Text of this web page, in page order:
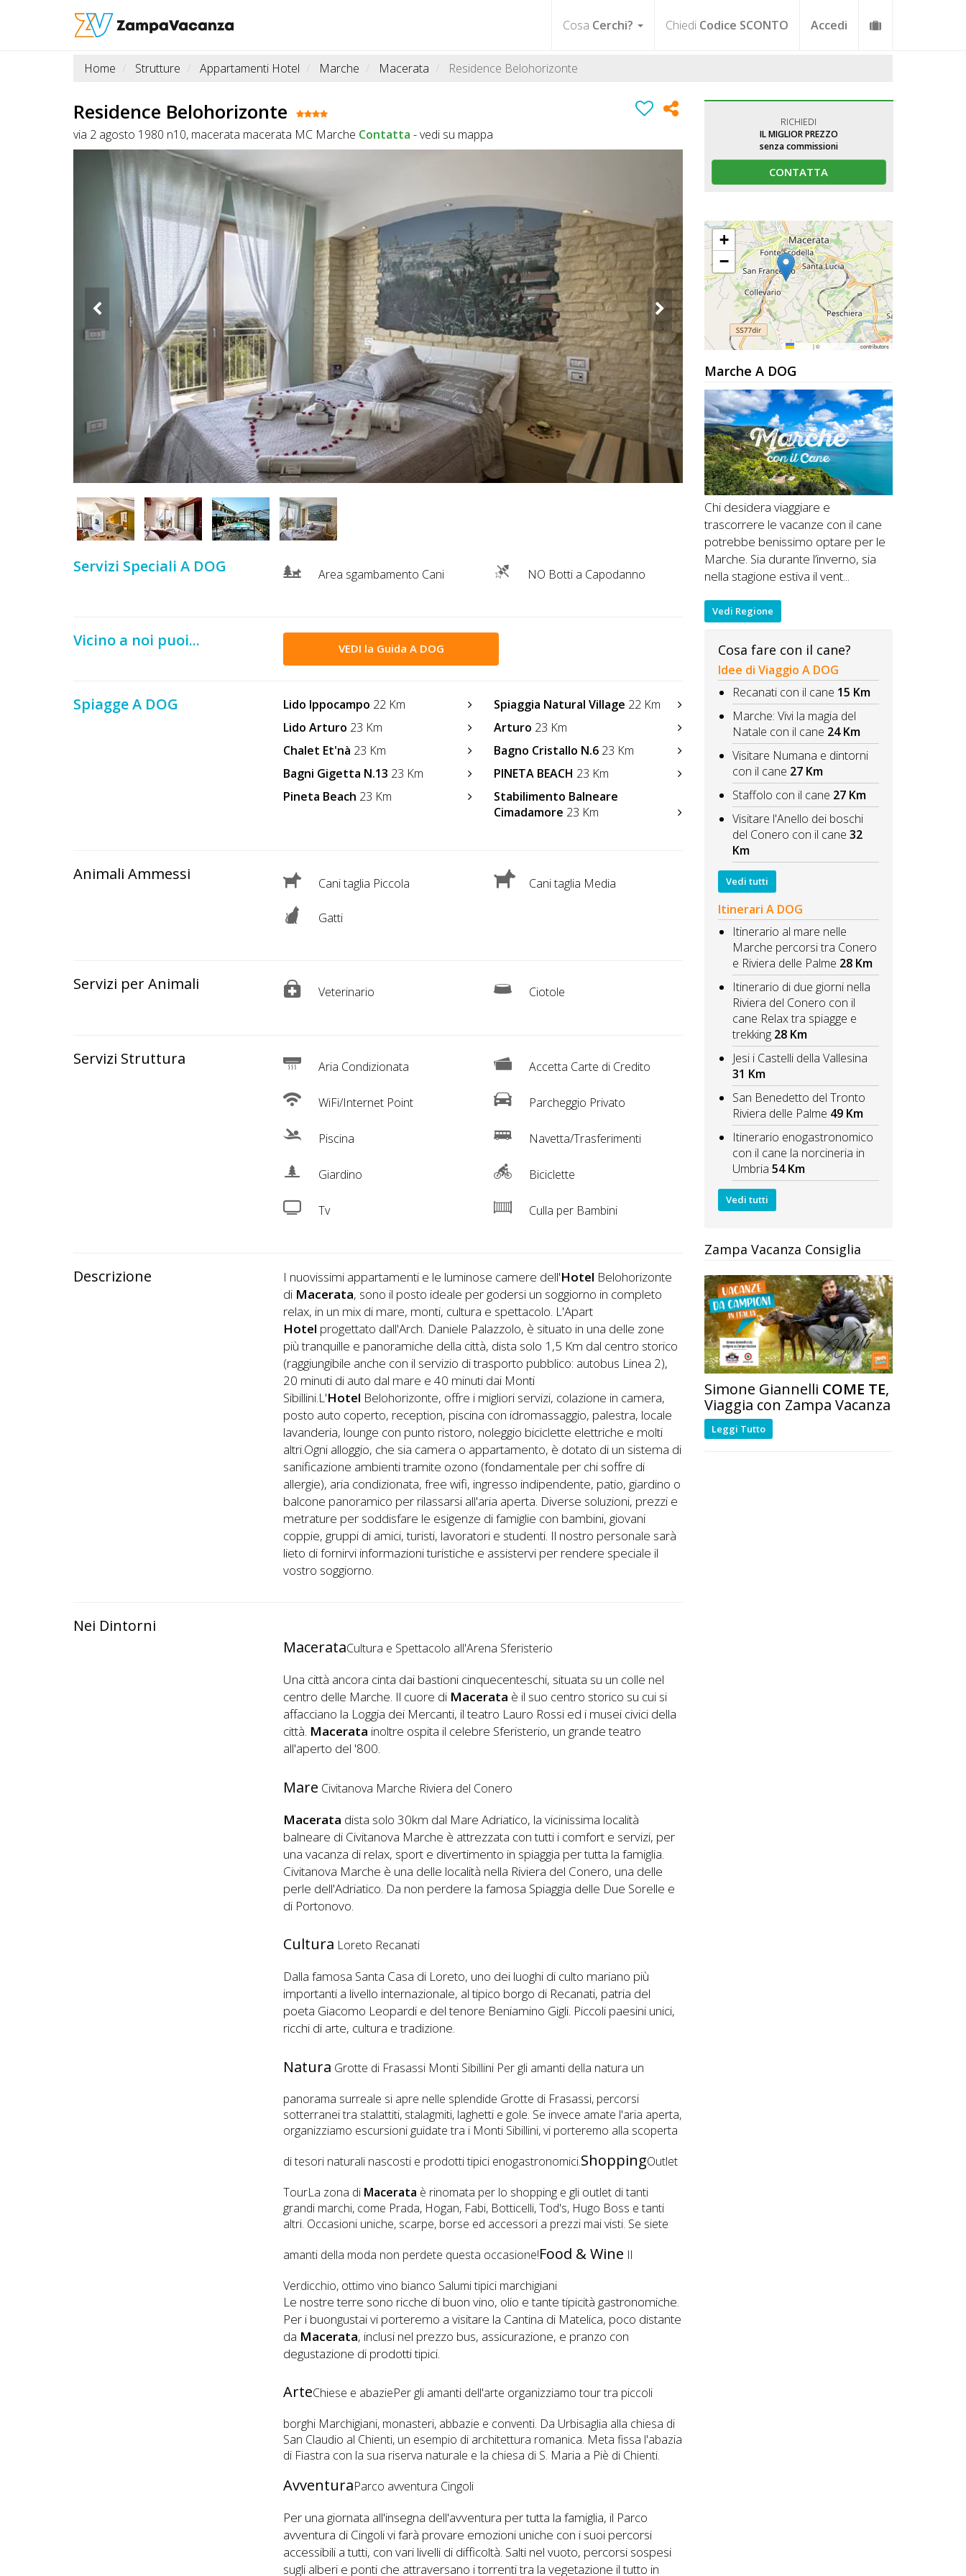
Cosa Cerchi? Chiedi Codice SCONTO Accedi
STRUTTURE
OFFERTE
CHIEDI
CODICE
SCONTO
Lavora
Registrati
Home Strutture Appartamenti Hotel Marche Macerata Residence Belohorizonte
Residence Belohorizonte
via 2 agosto 1980 n10, macerata macerata MC Marche Contatta -vedi su mappa
Servizi Speciali A DOG Area sgambamento Cani NO Botti a Capodanno
Vicino a noi puoi... VEDI la Guida A DOG
Spiagge A DOG Lido Ippocampo 22 Km Spiaggia Natural Village 22 Km
Lido Arturo 23 Km Arturo 23 Km
Chalet Et'nà 23 Km Bagno Cristallo N.623 Km
Bagni Gigetta N.13 23 Km PINETA BEACH 23 Km
Pineta Beach 23 Km
Stabilimento Balneare
Cimadamore 23 Km
Animali Ammessi Cani taglia Piccola Cani taglia Media
Gatti
Servizi per Animali Veterinario Ciotole
Servizi Struttura Aria Condizionata Accetta Carte di Credito
WiFi/Internet Point Parcheggio Privato
Piscina Navetta/Trasferimenti
Giardino Biciclette
Tv Culla per Bambini
Descrizione I nuovissimi appartamenti e le luminose camere dell'Hotel Belohorizonte
di Macerata, sono il posto ideale per godersi un soggiorno in completo
relax, in un mix di mare, monti, cultura e spettacolo. L'Apart
Hotel progettato dall'Arch. Daniele Palazzolo, è situato in una delle zone
più tranquille e panoramiche della città, dista solo 1,5 Km dal centro storico
(raggiungibile anche con il servizio di trasporto pubblico: autobus Linea 2),
20 minuti di auto dal mare e 40 minuti dai Monti
Sibillini.L'Hotel Belohorizonte, offre i migliori servizi, colazione in camera,
posto auto coperto, reception, piscina con idromassaggio, palestra, locale
lavanderia, lounge con punto ristoro, noleggio biciclette elettriche e molti
altri.Ogni alloggio, che sia camera o appartamento, è dotato di un sistema di
sanificazione ambienti tramite ozono (fondamentale per chi soffre di
allergie), aria condizionata, free wifi, ingresso indipendente, patio, giardino o
balcone panoramico per rilassarsi all'aria aperta. Diverse soluzioni, prezzi e
metrature per soddisfare le esigenze di famiglie con bambini, giovani
coppie, gruppi di amici, turisti, lavoratori e studenti. Il nostro personale sarà
lieto di fornirvi informazioni turistiche e assistervi per rendere speciale il
vostro soggiorno.
Nei Dintorni
MacerataCultura e Spettacolo all'Arena Sferisterio
Una città ancora cinta dai bastioni cinquecenteschi, situata su un colle nel
centro delle Marche. Il cuore di Macerata è il suo centro storico su cui si
affacciano la Loggia dei Mercanti, il teatro Lauro Rossi ed i musei civici della
città. Macerata inoltre ospita il celebre Sferisterio, un grande teatro
all'aperto del '800.
Mare Civitanova Marche Riviera del Conero
Macerata dista solo 30km dal Mare Adriatico, la vicinissima località
balneare di Civitanova Marche è attrezzata con tutti i comfort e servizi, per
una vacanza di relax, sport e divertimento in spiaggia per tutta la famiglia.
Civitanova Marche è una delle località nella Riviera del Conero, una delle
perle dell'Adriatico. Da non perdere la famosa Spiaggia delle Due Sorelle e
di Portonovo.
Cultura Loreto Recanati
Dalla famosa Santa Casa di Loreto, uno dei luoghi di culto mariano più
importanti a livello internazionale, al tipico borgo di Recanati, patria del
poeta Giacomo Leopardi e del tenore Beniamino Gigli. Piccoli paesini unici,
ricchi di arte, cultura e tradizione.
Natura Grotte di Frasassi Monti Sibillini Per gli amanti della natura un
panorama surreale si apre nelle splendide Grotte di Frasassi, percorsi
sotterranei tra stalattiti, stalagmiti, laghetti e gole. Se invece amate l'aria aperta,
organizziamo escursioni guidate tra i Monti Sibillini, vi porteremo alla scoperta
di tesori naturali nascosti e prodotti tipici enogastronomici.ShoppingOutlet
TourLa zona di Macerata è rinomata per lo shopping e gli outlet di tanti
grandi marchi, come Prada, Hogan, Fabi, Botticelli, Tod's, Hugo Boss e tanti
altri. Occasioni uniche, scarpe, borse ed accessori a prezzi mai visti. Se siete
amanti della moda non perdete questa occasione!Food & Wine Il
Verdicchio, ottimo vino bianco Salumi tipici marchigiani
Le nostre terre sono ricche di buon vino, olio e tante tipicità gastronomiche.
Per i buongustai vi porteremo a visitare la Cantina di Matelica, poco distante
da Macerata, inclusi nel prezzo bus, assicurazione, e pranzo con
degustazione di prodotti tipici.
ArteChiese e abaziePer gli amanti dell'arte organizziamo tour tra piccoli
borghi Marchigiani, monasteri, abbazie e conventi. Da Urbisaglia alla chiesa di
San Claudio al Chienti, un esempio di architettura romanica. Meta fissa l'abazia
di Fiastra con la sua riserva naturale e la chiesa di S. Maria a Piè di Chienti.
AvventuraParco avventura Cingoli
Per una giornata all'insegna dell'avventura per tutta la famiglia, il Parco
avventura di Cingoli vi farà provare emozioni uniche con i suoi percorsi
accessibili a tutti, con vari livelli di difficoltà. Salti nel vuoto, percorsi sospesi
sugli alberi e ponti che attraversano i torrenti tra la vegetazione il tutto in
RICHIEDI
IL MIGLIOR PREZZO
senza commissioni
CONTATTA
+
−
|© OpenStreetMap contributors
Marche A DOG
Chi desidera viaggiare e
trascorrere le vacanze con il cane
potrebbe benissimo optare per le
Marche. Sia durante l’inverno, sia
nella stagione estiva il vent...
Vedi Regione
Cosa fare con il cane?
Idee di Viaggio A DOG
Recanati con il cane 15 Km
Marche: Vivi la magia del
Natale con il cane 24 Km
Visitare Numana e dintorni
con il cane 27 Km
Staffolo con il cane 27 Km
Visitare l'Anello dei boschi
del Conero con il cane 32
Km
Vedi tutti
Itinerari A DOG
Itinerario al mare nelle
Marche percorsi tra Conero
e Riviera delle Palme 28 Km
Itinerario di due giorni nella
Riviera del Conero con il
cane Relax tra spiagge e
trekking 28 Km
Jesi i Castelli della Vallesina
31 Km
San Benedetto del Tronto
Riviera delle Palme 49 Km
Itinerario enogastronomico
con il cane la norcineria in
Umbria 54 Km
Vedi tutti
Zampa Vacanza Consiglia
Simone Giannelli COME TE,
Viaggia con Zampa Vacanza
Leggi Tutto